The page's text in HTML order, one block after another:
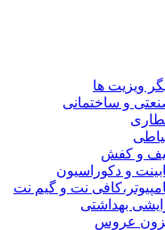
ویزیت ها
و ساختمانی
و کفش
و دکوراسیون
نت و گیم نت
بهداشتی
عروس